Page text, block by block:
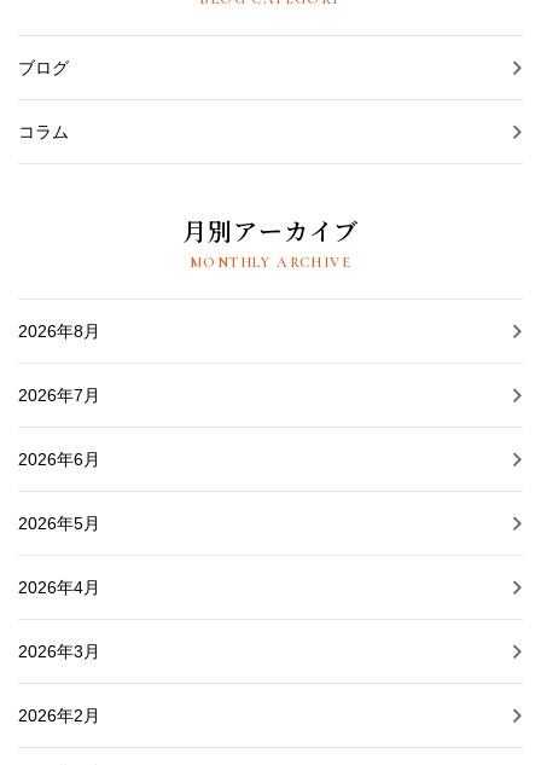
ブログ
コラム
月別アーカイブ
MONTHLY ARCHIVE
2026年8月
2026年7月
2026年6月
2026年5月
2026年4月
2026年3月
2026年2月